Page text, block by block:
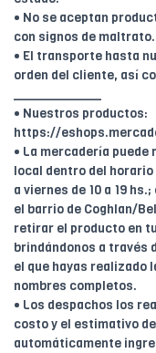
• No se aceptan
con signos de maltrato.
• El transporte hasta
orden del cliente, así
____________
• Nuestros productos:
https://
• La mercadería
local dentro del
a viernes de 10 a 19
el barrio de Coghlan/
retirar el producto en
brindándonos a través
el que hayas realizado
nombres completos.
• Los despachos los
costo y el estimativo
automáticamente